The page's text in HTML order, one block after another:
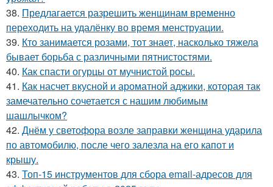
38. Предлагается разрешить женщинам временно
переходить на удалёнку во время менструации.
39. Кто занимается розами, тот знает, насколько тяжела
бывает борьба с различными пятнистостями.
40. Как спасти огурцы от мучнистой росы.
41. Как насчет вкусной и ароматной аджики, которая так
замечательно сочетается с нашим любимым
шашлычком?
42. Днём у светофора возле заправки женщина ударила
по автомобилю, после чего залезла на его капот и
крышу.
43. Топ-15 инструментов для сбора email-адресов для